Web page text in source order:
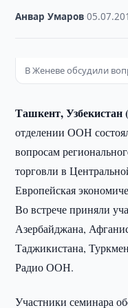
Анвар Умаров ·
В Женеве обсудили
Ташкент, Узбекистан
отделении ООН
вопросам
торговли в
Европейская
Во встрече приняли
Азербайджана,
Таджикистана,
Радио ООН.
Участники семинара